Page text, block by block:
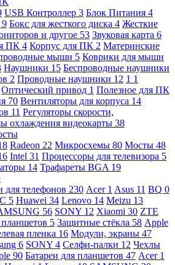
USB Контроллер 3 Блок Питания 4
9 Бокс для жесткого диска 4 Жесткие
и другое 53 Звуковая карта 6
ПК 4 Корпус для ПК 2 Материнские
мыши 5 Коврики для мыши
Наушники 15 Беспроводные наушники
2 Проводные наушники 12 1 1
Оптический привод 1 Полезное для ПК
70 Вентиляторы для корпуса 14
11 Регуляторы скорости,
охлаждения видеокарты 38
Radeon 22 Микросхемы 80 Мосты 48
Intel 31 Процессоры для телевизора 5
14 Трафареты BGA 19
для телефонов 230 Acer 1 Asus 11 BQ 0
5 Huawei 34 Lenovo 14 Meizu 13
56 SONY 12 Xiaomi 30 ZTE
5 Защитные стёкла 58 Apple
пленка 16 Модули, экраны 47
6 SONY 4 Селфи-палки 12 Чехлы
90 Батареи для планшетов 47 Acer 1